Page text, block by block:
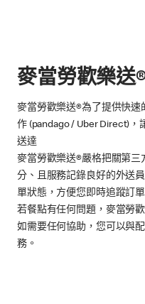
麥當勞歡樂送
麥當勞歡樂送®為了提供快
作 (pandago / Uber Direct)
送達
麥當勞歡樂送®嚴格把關第
分、且服務記錄良好的外送
單狀態，方便您即時追蹤訂單
若餐點有任何問題，麥當勞
如需要任何協助，您可以與
務。